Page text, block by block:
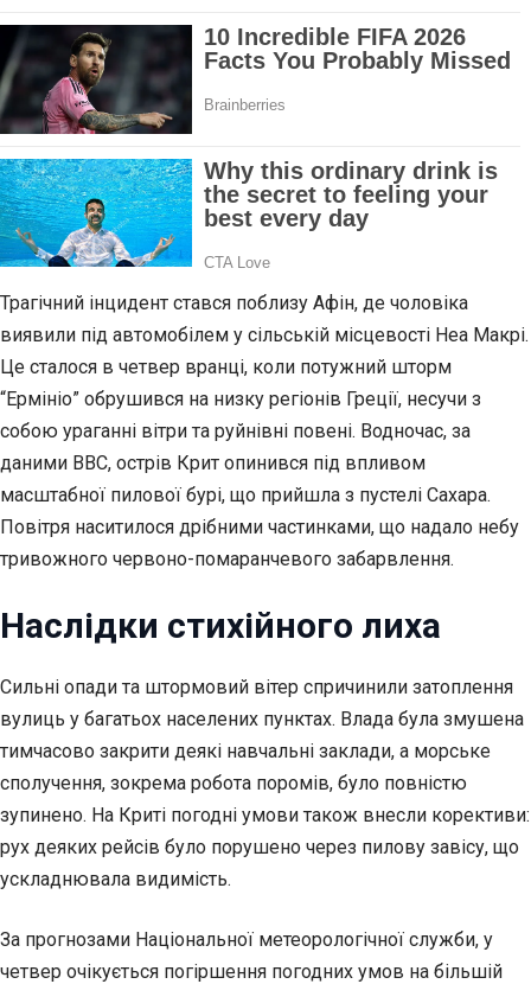
Трагічний інцидент стався поблизу Афін, де чоловіка
виявили під автомобілем у сільській місцевості Неа Макрі.
Це сталося в четвер вранці, коли потужний шторм
“Ермініо” обрушився на низку регіонів Греції, несучи з
собою ураганні вітри та руйнівні повені. Водночас, за
даними BBC, острів Крит опинився під впливом
масштабної пилової бурі, що прийшла з пустелі Сахара.
Повітря наситилося дрібними частинками, що надало небу
тривожного червоно-помаранчевого забарвлення.
Наслідки стихійного лиха
Сильні опади та штормовий вітер спричинили затоплення
вулиць у багатьох населених пунктах. Влада була змушена
тимчасово закрити деякі навчальні заклади, а морське
сполучення, зокрема робота поромів, було повністю
зупинено. На Криті погодні умови також внесли корективи:
рух деяких рейсів було порушено через пилову завісу, що
ускладнювала видимість.
За прогнозами Національної метеорологічної служби, у
четвер очікується погіршення погодних умов на більшій